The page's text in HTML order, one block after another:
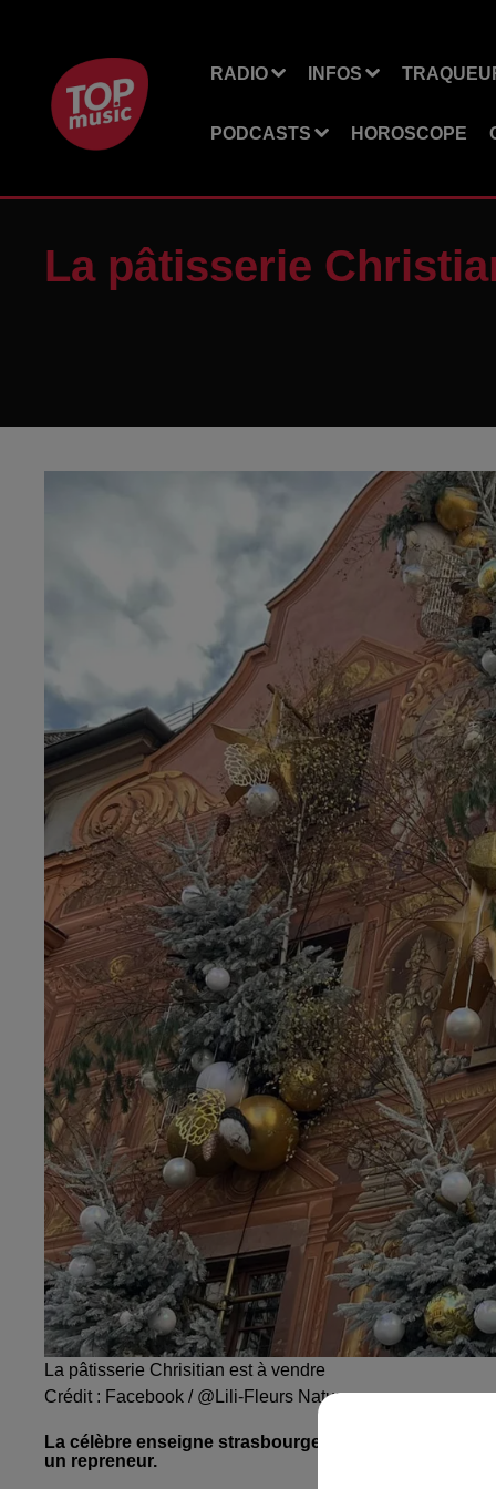
RADIO INFOS
PODCASTS HOROSCOPE
La pâtisserie
La pâtisserie Chrisitian est à vendre
Crédit : Facebook / @Lili-Fleurs Nature
La célèbre enseigne strasbourgeoise est à vendre !
un repreneur.